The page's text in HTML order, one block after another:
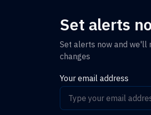
Set alerts
Set alerts now and we'll
changes
Your email address